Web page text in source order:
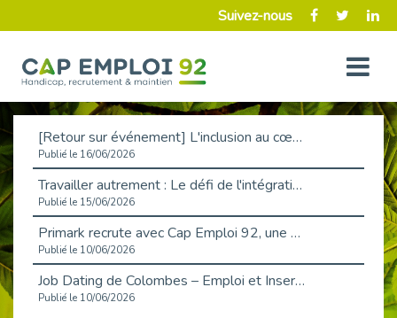
Suivez-nous
[Retour sur événement] L'inclusion au cœur de la Place de l'Emploi à La Défense !
Publié le 16/06/2026
Travailler autrement : Le défi de l'intégration des maladies chroniques en entreprise
Publié le 15/06/2026
Primark recrute avec Cap Emploi 92, une matinée couronnée de succès !
Publié le 10/06/2026
Job Dating de Colombes – Emploi et Insertion
Publié le 10/06/2026